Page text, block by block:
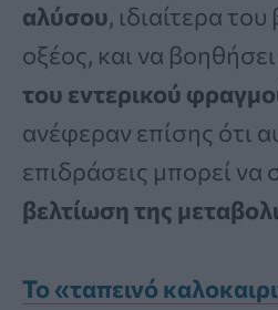
αλύσου, ιδιαίτερα
οξέος, και να
του εντερικού
ανέφεραν επίσης ότι
επιδράσεις μπορεί
βελτίωση της
Το «ταπεινό